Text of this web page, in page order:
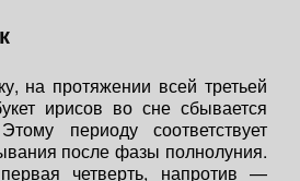
на протяжении всей третьей
ирисов во сне сбывается
периоду соответствует
после фазы полнолуния.
четверть, напротив —